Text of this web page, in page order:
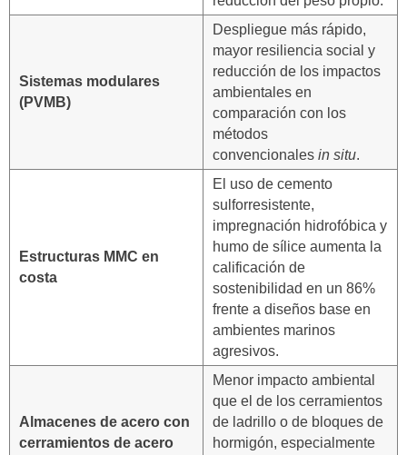
Sistemas modulares
(PVMB)
Despliegue más rápido,
mayor resiliencia social y
reducción de los impactos
ambientales en
comparación con los
métodos
convencionales in situ.
Estructuras MMC en
costa
El uso de cemento
sulforresistente,
impregnación hidrofóbica y
humo de sílice aumenta la
calificación de
sostenibilidad en un 86%
frente a diseños base en
ambientes marinos
agresivos.
Almacenes de acero con
cerramientos de acero
Menor impacto ambiental
que el de los cerramientos
de ladrillo o de bloques de
hormigón, especialmente